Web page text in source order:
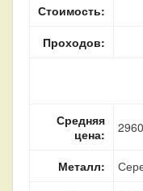
Стоимость:
Проходов:
Средняя
цена:
Металл: